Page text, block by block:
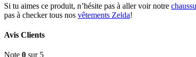
Si tu aimes ce produit, n’hésite pas à aller voir notre
pas à checker tous nos vêtements Zelda!
Avis Clients
Note 0 sur 5